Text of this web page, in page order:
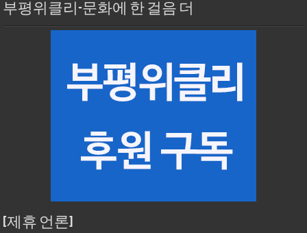
부평위클리-문화에 한 걸음 더
[제휴 언론]